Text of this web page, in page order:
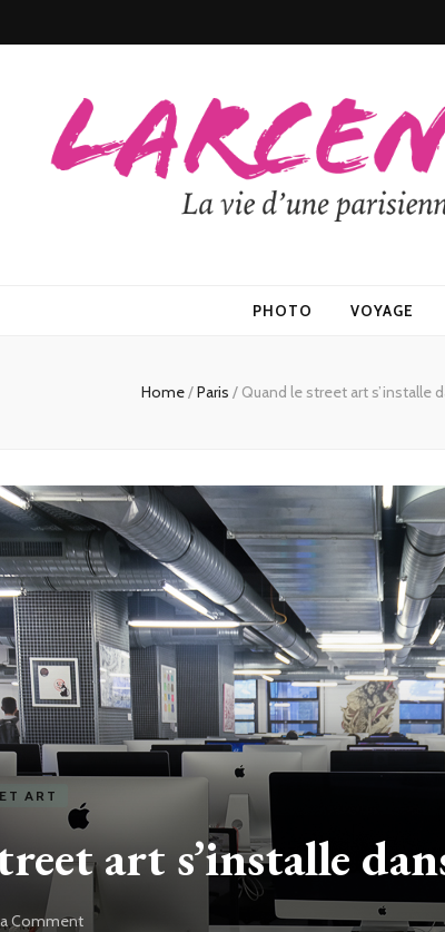
PHOTO VOYAGE
Home/Paris / Quand le street art s’installe
ART
art s’installe
Comment